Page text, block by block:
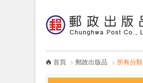
哪裡買
首頁 > 郵政出版品 > 所有分類